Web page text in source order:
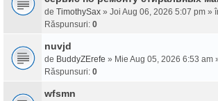
de TimothySax » Joi Aug 06, 2026 5:07 pm »
Răspunsuri: 0
nuvjd
de BuddyZErefe » Mie Aug 05, 2026 6:53 am
Răspunsuri: 0
wfsmn